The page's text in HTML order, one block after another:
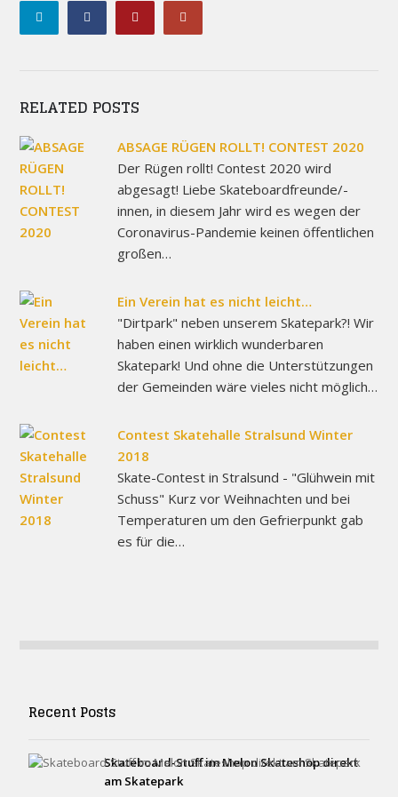
RELATED POSTS
ABSAGE RÜGEN ROLLT! CONTEST 2020
Der Rügen rollt! Contest 2020 wird
abgesagt! Liebe Skateboardfreunde/-
innen, in diesem Jahr wird es wegen der
Coronavirus-Pandemie keinen öffentlichen
großen…
Ein Verein hat es nicht leicht…
"Dirtpark" neben unserem Skatepark?! Wir
haben einen wirklich wunderbaren
Skatepark! Und ohne die Unterstützungen
der Gemeinden wäre vieles nicht möglich…
Contest Skatehalle Stralsund Winter
2018
Skate-Contest in Stralsund - "Glühwein mit
Schuss" Kurz vor Weihnachten und bei
Temperaturen um den Gefrierpunkt gab
es für die…
Recent Posts
Skateboard-Stuff im Melon Skateshop direkt
am Skatepark